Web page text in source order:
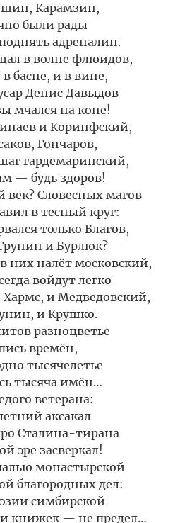
Карамзин,
были рады
адреналин.
в волне флюидов,
басне, и в вине,
Денис Давыдов
мчался на коне!
и Коринфский,
Гончаров,
гардемаринский,
— будь здоров!
век? Словесных магов
в тесный круг:
только Благов,
и Бурлюк?
них налёт московский,
войдут легко
и Медведовский,
и Крушко.
разноцветье
времён,
тысячелетье
тысяча имён…
ветерана:
аксакал
Сталина-тирана
эре засверкал!
монастырской
благородных дел:
симбирской
книжек — не предел…